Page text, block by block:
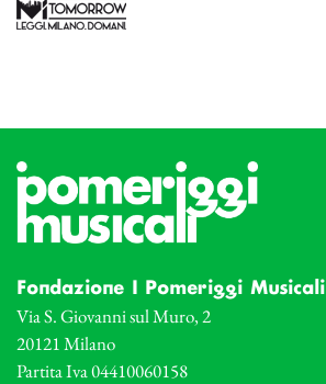
Fondazione I Pomeriggi Musicali
Via S. Giovanni sul Muro, 2
20121 Milano
Partita Iva 04410060158